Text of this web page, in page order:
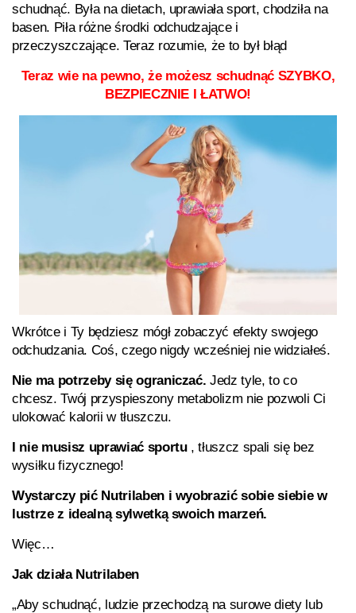
schudnąć. Była na dietach, uprawiała sport, chodziła na
basen. Piła różne środki odchudzające i
przeczyszczające. Teraz rozumie, że to był błąd
Teraz wie na pewno, że możesz schudnąć SZYBKO,
BEZPIECZNIE I ŁATWO!
Wkrótce i Ty będziesz mógł zobaczyć efekty swojego
odchudzania. Coś, czego nigdy wcześniej nie widziałeś.
Nie ma potrzeby się ograniczać.Jedz tyle, to co
chcesz. Twój przyspieszony metabolizm nie pozwoli Ci
ulokować kalorii w tłuszczu.
I nie musisz uprawiać sportu, tłuszcz spali się bez
wysiłku fizycznego!
Wystarczy pić Nutrilabeni wyobrazić sobie siebie w
lustrze z idealną sylwetką swoich marzeń.
Więc…
Jak działa Nutrilaben
„Aby schudnąć, ludzie przechodzą na surowe diety lub